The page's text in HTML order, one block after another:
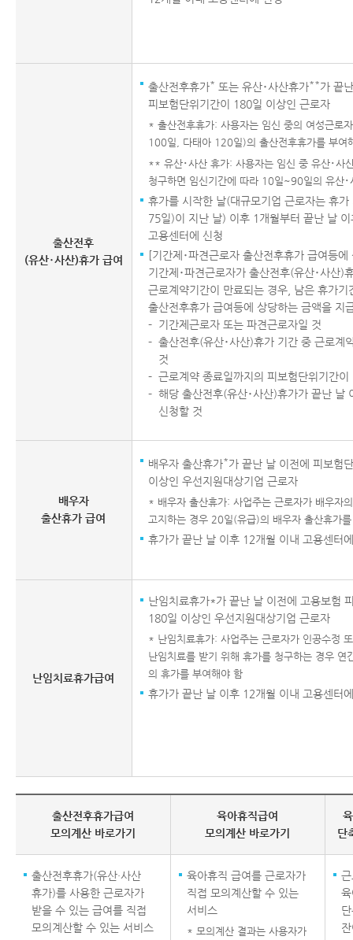
출산전후
(유산･사산)휴가 급여
출산전후휴가* 또는 유산･사산휴가**가 끝
피보험단위기간이 180일 이상인 근로자
* 출산전후휴가: 사용자는 임신 중의 여성근로
100일, 다태아 120일)의 출산전후휴가를 부여
** 유산･사산 휴가: 사용자는 임신 중 유산･사
청구하면 임신기간에 따라 10일~90일의 유산･
휴가를 시작한 날(대규모기업 근로자는 휴
75일)이 지난 날) 이후 1개월부터 끝난 날
고용센터에 신청
[기간제･파견근로자 출산전후휴가 급여등
기간제･파견근로자가 출산전후(유산･사산)
근로계약기간이 만료되는 경우, 남은 휴가기
출산전후휴가 급여등에 상당하는 금액을 지
기간제근로자 또는 파견근로자일 것
출산전후(유산･사산)휴가 기간 중 근로계
것
근로계약 종료일까지의 피보험단위기간
해당 출산전후(유산･사산)휴가가 끝난 날
신청할 것
배우자
출산휴가 급여
배우자 출산휴가*가 끝난 날 이전에 피보험
이상인 우선지원대상기업 근로자
* 배우자 출산휴가: 사업주는 근로자가 배우자
고지하는 경우 20일(유급)의 배우자 출산휴가
휴가가 끝난 날 이후 12개월 이내 고용센터
난임치료휴가급여
난임치료휴가*가 끝난 날 이전에 고용보험
180일 이상인 우선지원대상기업 근로자
* 난임치료휴가: 사업주는 근로자가 인공수정
난임치료를 받기 위해 휴가를 청구하는 경우
의 휴가를 부여해야 함
휴가가 끝난 날 이후 12개월 이내 고용센터
출산전후휴가급여
모의계산 바로가기
육아휴직급여
모의계산 바로가기
단
출산전후휴가(유산·사산
휴가)를 사용한 근로자가
받을 수 있는 급여를 직접
모의계산할 수 있는 서비스
육아휴직 급여를 근로자가
직접 모의계산할 수 있는
서비스
* 모의계산 결과는 사용자가